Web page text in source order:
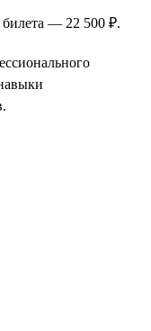
билета — 22 500 ₽.